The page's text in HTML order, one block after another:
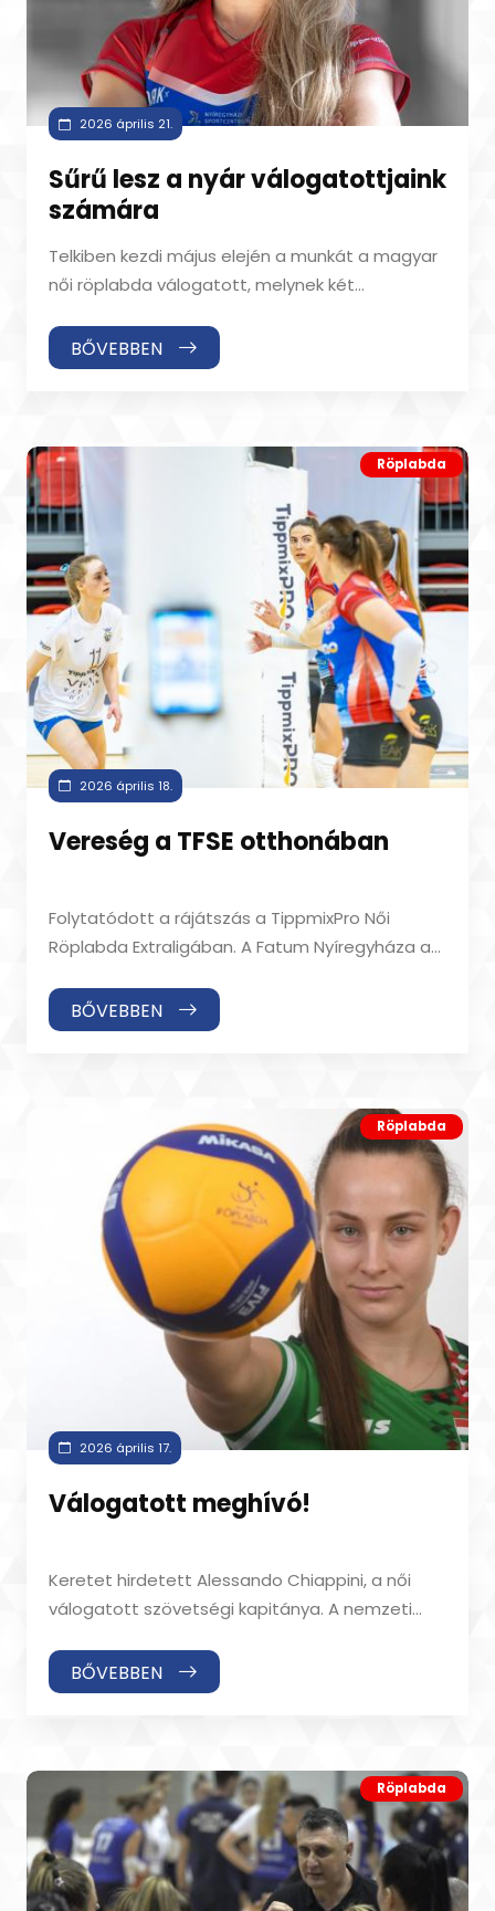
2026 április 21.
Sűrű lesz a nyár válogatottjaink
számára
Telkiben kezdi május elején a munkát a magyar
női röplabda válogatott, melynek két
BŐVEBBEN
Röplabda
2026 április 18.
Vereség a TFSE otthonában
Folytatódott a rájátszás a TippmixPro Női
Röplabda Extraligában. A Fatum Nyíregyháza a
BŐVEBBEN
Röplabda
2026 április 17.
Válogatott meghívó!
Keretet hirdetett Alessando Chiappini, a női
válogatott szövetségi kapitánya. A nemzeti
BŐVEBBEN
Röplabda